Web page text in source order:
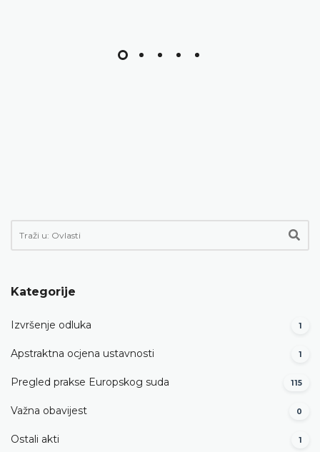
Kategorije
Izvršenje odluka 1
Apstraktna ocjena ustavnosti 1
Pregled prakse Europskog suda 115
Važna obavijest 0
Ostali akti 1